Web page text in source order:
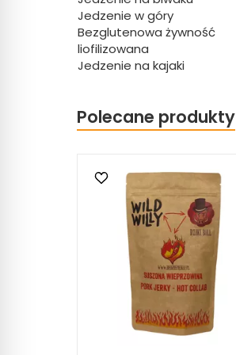
Jedzenie w góry
Bezglutenowa żywność
liofilizowana
Jedzenie na kajaki
Polecane produkty